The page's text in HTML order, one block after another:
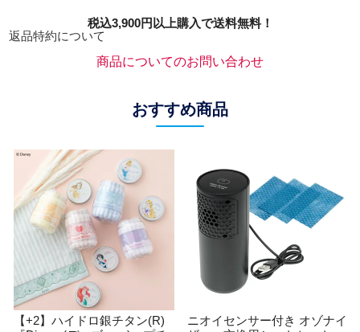
税込3,900円以上購入で送料無料！
返品特約について
商品についてのお問い合わせ
おすすめ商品
【+2】ハイドロ銀チタン(R)
ニオイセンサー付き オゾナイ